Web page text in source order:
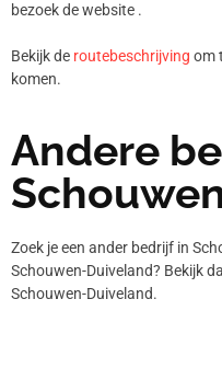
bezoek de website .
Bekijk de routebeschrijving om
komen.
Andere
Zoek je een ander bedrijf in
Schouwen-Duiveland? Bekijk
Schouwen-Duiveland.